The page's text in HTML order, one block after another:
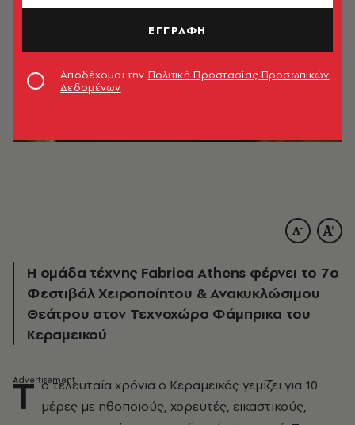
Η ομάδα τέχνης Fabrica Athens φέρνει το 7ο
Φεστιβάλ Χειροποίητου & Ανακυκλώσιμου
Θεάτρου στον Τεχνοχώρο Φάμπρικα του
Κεραμεικού
Τ α τελευταία χρόνια ο Κεραμεικός γεμίζει για 10
μέρες με ηθοποιούς, χορευτές, εικαστικούς,
ΕΓΓΡΑΦΗ
Αποδέχομαι την Πολιτική Προστασίας Προσωπικών
Δεδομένων